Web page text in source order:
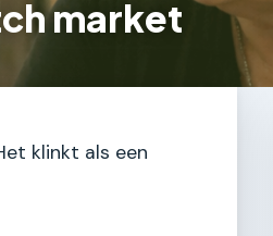
market
klinkt als een